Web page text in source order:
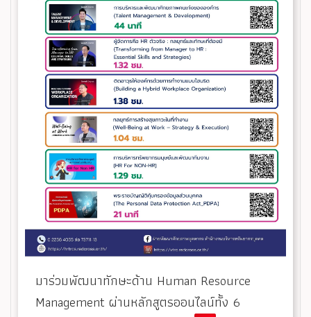
มาร่วมพัฒนาทักษะด้าน Human Resource
Management ผ่านหลักสูตรออนไลน์ทั้ง 6